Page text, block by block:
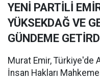
YENİ PARTİLİ
YÜKSEKDAĞ VE
GÜNDEME
Murat Emir, Türkiye'de
İnsan Hakları